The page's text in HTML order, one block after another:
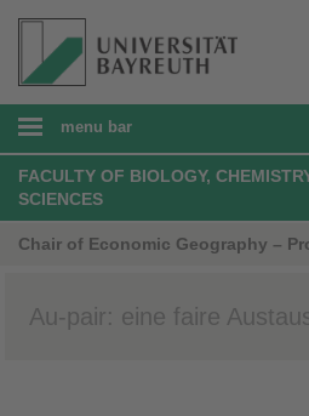
menu bar
FACULTY OF BIOLOGY,
SCIENCES
Chair of Economic Geography –
Au-pair: eine faire